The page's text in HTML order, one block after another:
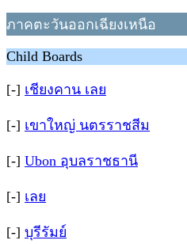
ภาคตะวันออกเฉียงเหนือ
Child Boards
[-] เชียงคาน เลย
[-] เขาใหญ่ นตรราชสีม
[-] Ubon อุบลราชธานี
[-] เลย
[-] บุรีรัมย์